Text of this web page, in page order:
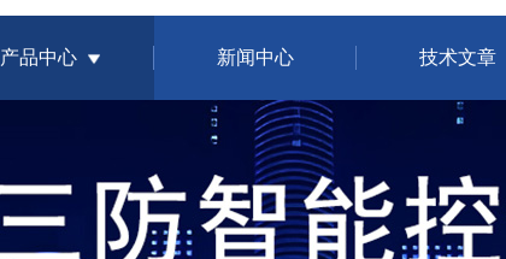
产品中心 新闻中心 技术文章